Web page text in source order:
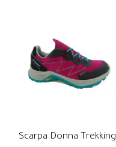
Scarpa Donna Trekking